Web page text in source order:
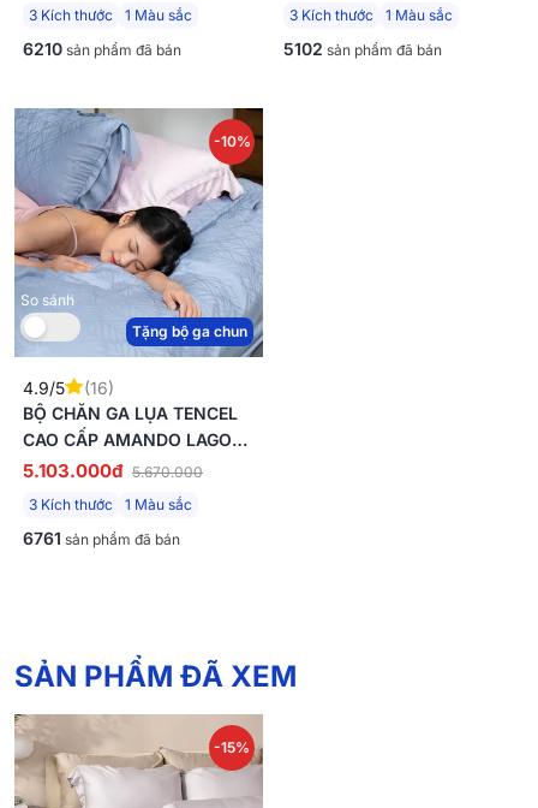
3 Kích thước
1 Màu sắc
6210 sản phẩm đã bán
3 Kích thước
1 Màu sắc
5102 sản phẩm đã bán
So sánh
-10%
Tặng bộ ga chun
4.9/5
(16)
BỘ CHĂN GA LỤA TENCEL
CAO CẤP AMANDO LAGOM
5 CHI TIẾT MÀU XANH
5.103.000đ 5.670.000
3 Kích thước
1 Màu sắc
6761 sản phẩm đã bán
SẢN PHẨM ĐÃ XEM
-15%